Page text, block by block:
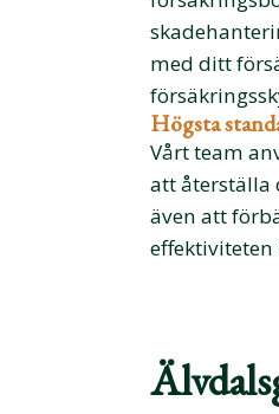
med ditt
Högsta
Vårt team
att återställa
även att